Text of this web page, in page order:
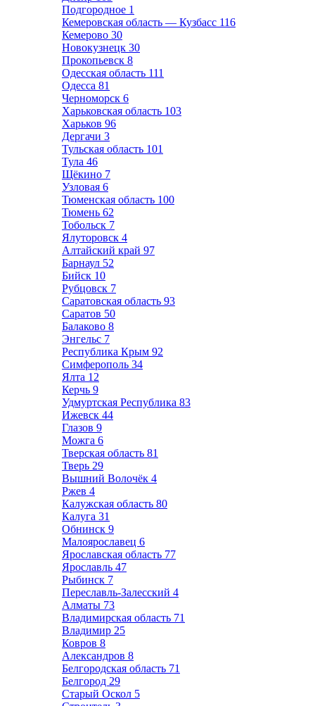
Подгородное 1
Кемеровская область — Кузбасс 116
Кемерово 30
Новокузнецк 30
Прокопьевск 8
Одесская область 111
Одесса 81
Черноморск 6
Харьковская область 103
Харьков 96
Дергачи 3
Тульская область 101
Тула 46
Щёкино 7
Узловая 6
Тюменская область 100
Тюмень 62
Тобольск 7
Ялуторовск 4
Алтайский край 97
Барнаул 52
Бийск 10
Рубцовск 7
Саратовская область 93
Саратов 50
Балаково 8
Энгельс 7
Республика Крым 92
Симферополь 34
Ялта 12
Керчь 9
Удмуртская Республика 83
Ижевск 44
Глазов 9
Можга 6
Тверская область 81
Тверь 29
Вышний Волочёк 4
Ржев 4
Калужская область 80
Калуга 31
Обнинск 9
Малоярославец 6
Ярославская область 77
Ярославль 47
Рыбинск 7
Переславль-Залесский 4
Алматы 73
Владимирская область 71
Владимир 25
Ковров 8
Александров 8
Белгородская область 71
Белгород 29
Старый Оскол 5